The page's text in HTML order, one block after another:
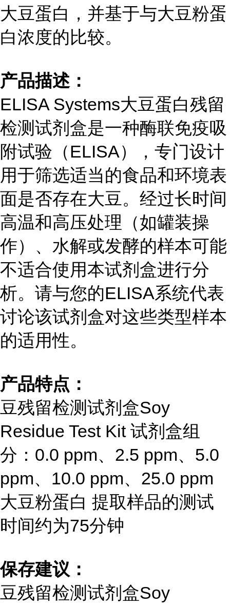
大豆蛋白，并基于与大豆粉蛋
白浓度的比较。
产品描述：
ELISA Systems大豆蛋白残留
检测试剂盒是一种酶联免疫吸
附试验（ELISA），专门设计
用于筛选适当的食品和环境表
面是否存在大豆。经过长时间
高温和高压处理（如罐装操
作）、水解或发酵的样本可能
不适合使用本试剂盒进行分
析。请与您的ELISA系统代表
讨论该试剂盒对这些类型样本
的适用性。
产品特点：
豆残留检测试剂盒Soy
Residue Test Kit 试剂盒组
分：0.0 ppm、2.5 ppm、5.0
ppm、10.0 ppm、25.0 ppm
大豆粉蛋白 提取样品的测试
时间约为75分钟
保存建议：
豆残留检测试剂盒Soy